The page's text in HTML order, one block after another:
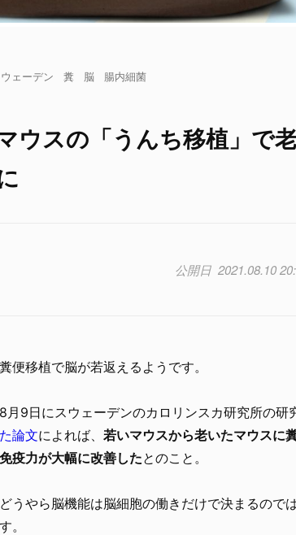
ェーデン 糞 脳 腸内細菌
ウスの「うんち移植」で
2021.08.10
糞便移植で脳が若返えるようです。
8月9日にスウェーデンのカロリンスカ研究所の研
た論文によれば、 若いマウスから老いたマウスに
免疫力が大幅に改善したとのこと。
どうやら脳機能は脳細胞の働きだけで決まるので
す。